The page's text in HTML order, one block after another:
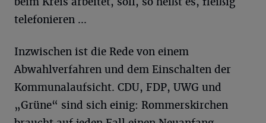
telefonieren ...
Inzwischen ist die Rede von einem
Abwahlverfahren und dem Einschalten der
Kommunalaufsicht. CDU, FDP, UWG und
„Grüne“ sind sich einig: Rommerskirchen